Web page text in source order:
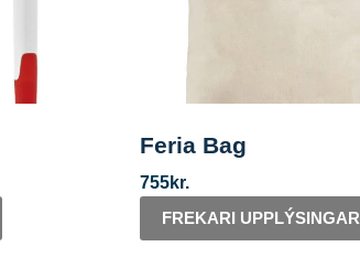
Feria Bag
755kr.
FREKARI UPPLÝSINGAR